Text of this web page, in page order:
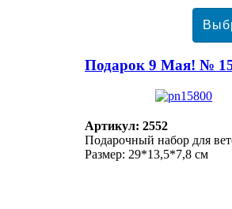
Подарок 9 Мая! №
Артикул: 2552
Подарочный набор для
Размер: 29*13,5*7,8 см